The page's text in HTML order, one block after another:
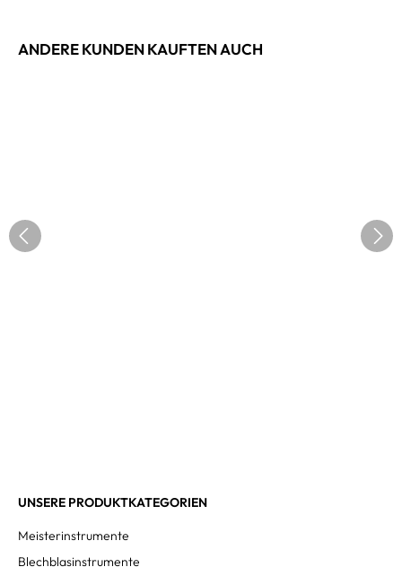
ANDERE KUNDEN KAUFTEN AUCH
UNSERE PRODUKTKATEGORIEN
Meisterinstrumente
Blechblasinstrumente